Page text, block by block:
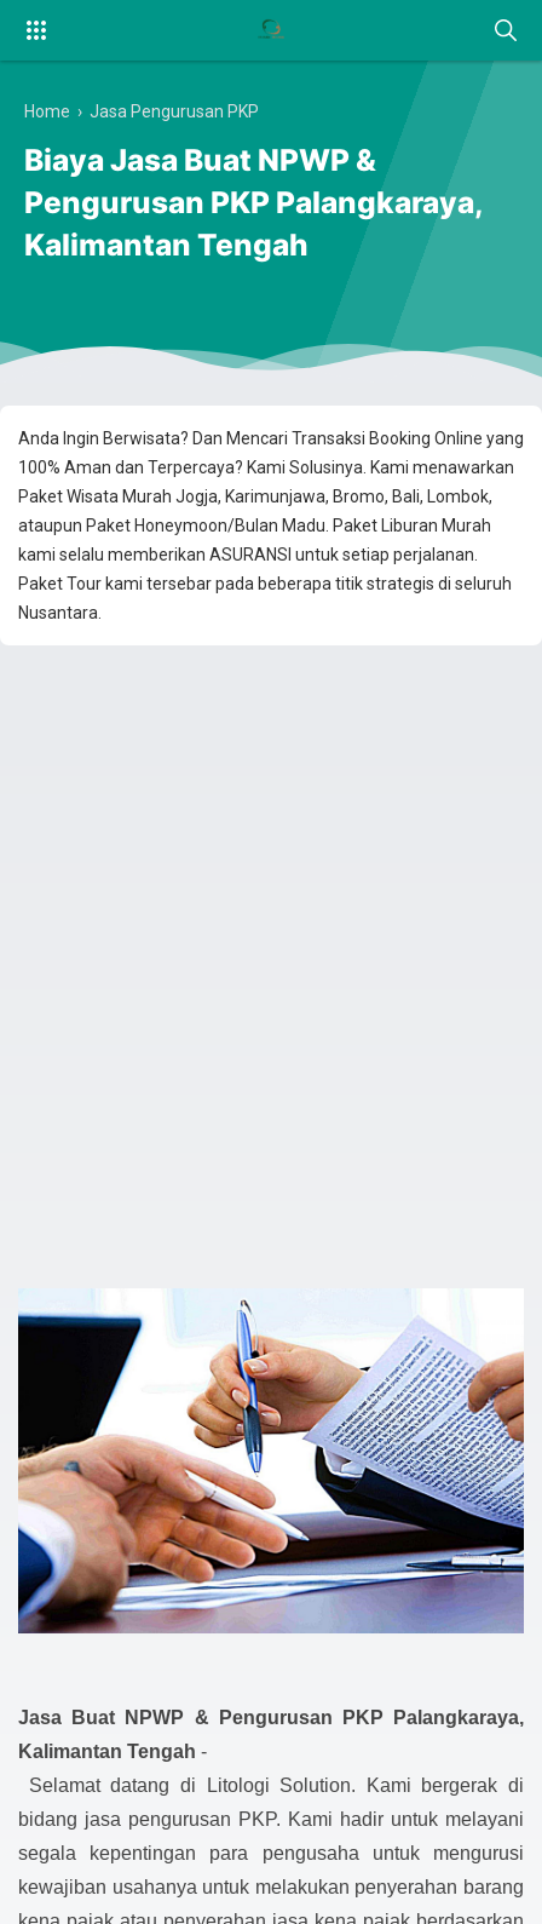
Anda Ingin Berwisata? Dan Mencari Transaksi Booking Online yang
100% Aman dan Terpercaya? Kami Solusinya. Kami menawarkan
Paket Wisata Murah Jogja, Karimunjawa, Bromo, Bali, Lombok,
ataupun Paket Honeymoon/Bulan Madu. Paket Liburan Murah
kami selalu memberikan ASURANSI untuk setiap perjalanan.
Paket Tour kami tersebar pada beberapa titik strategis di seluruh
Nusantara.
Home › Jasa Pengurusan PKP
Biaya Jasa Buat NPWP &
Pengurusan PKP Palangkaraya,
Kalimantan Tengah
Jasa Buat NPWP & Pengurusan PKP Palangkaraya,
Kalimantan Tengah -
Selamat datang di Litologi Solution. Kami bergerak di
bidang jasa pengurusan PKP. Kami hadir untuk melayani
segala kepentingan para pengusaha untuk mengurusi
kewajiban usahanya untuk melakukan penyerahan barang